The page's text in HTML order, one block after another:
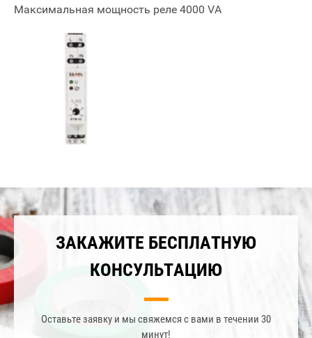
Максимальная мощность реле 4000 VA
ЗАКАЖИТЕ БЕСПЛАТНУЮ
КОНСУЛЬТАЦИЮ
Оставьте заявку и мы свяжемся с вами в течении 30
минут!